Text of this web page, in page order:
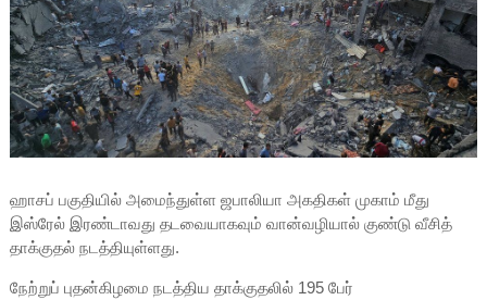
ஹாசப் பகுதியில் அமைந்துள்ள ஜபாலியா அகதிகள் முகாம் மீது
இஸ்ரேல் இரண்டாவது தடவையாகவும் வான்வழியால் குண்டு வீசித்
தாக்குதல் நடத்தியுள்ளது.
நேற்றுப் புதன்கிழமை நடத்திய தாக்குதலில் 195 பேர்